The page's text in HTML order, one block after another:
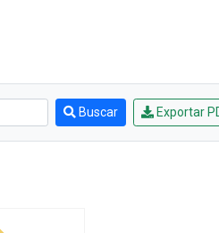
Buscar Exportar